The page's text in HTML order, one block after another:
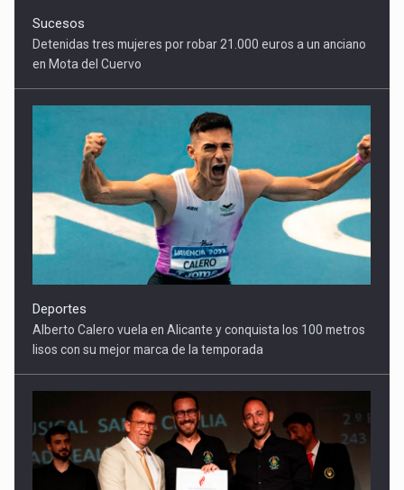
Deportes
Alberto Calero vuela en Alicante y conquista los 100 metros
lisos con su mejor marca de la temporada